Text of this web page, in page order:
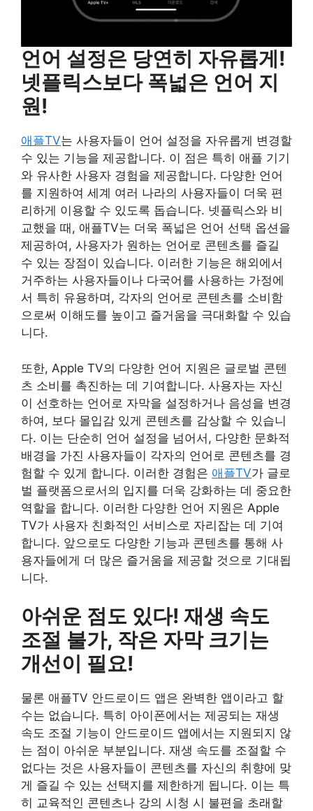
언어 설정은 당연히 자유롭게!
넷플릭스보다 폭넓은 언어 지
원!
애플TV는 사용자들이 언어 설정을 자유롭게 변경할
수 있는 기능을 제공합니다. 이 점은 특히 애플 기기
와 유사한 사용자 경험을 제공합니다. 다양한 언어
를 지원하여 세계 여러 나라의 사용자들이 더욱 편
리하게 이용할 수 있도록 돕습니다. 넷플릭스와 비
교했을 때, 애플TV는 더욱 폭넓은 언어 선택 옵션을
제공하여, 사용자가 원하는 언어로 콘텐츠를 즐길
수 있는 장점이 있습니다. 이러한 기능은 해외에서
거주하는 사용자들이나 다국어를 사용하는 가정에
서 특히 유용하며, 각자의 언어로 콘텐츠를 소비함
으로써 이해도를 높이고 즐거움을 극대화할 수 있습
니다.
또한, Apple TV의 다양한 언어 지원은 글로벌 콘텐
츠 소비를 촉진하는 데 기여합니다. 사용자는 자신
이 선호하는 언어로 자막을 설정하거나 음성을 변경
하여, 보다 몰입감 있게 콘텐츠를 감상할 수 있습니
다. 이는 단순히 언어 설정을 넘어서, 다양한 문화적
배경을 가진 사용자들이 각자의 언어로 콘텐츠를 경
험할 수 있게 합니다. 이러한 경험은 애플TV가 글로
벌 플랫폼으로서의 입지를 더욱 강화하는 데 중요한
역할을 합니다. 이러한 다양한 언어 지원은 Apple
TV가 사용자 친화적인 서비스로 자리잡는 데 기여
합니다. 앞으로도 다양한 기능과 콘텐츠를 통해 사
용자들에게 더 많은 즐거움을 제공할 것으로 기대됩
니다.
아쉬운 점도 있다! 재생 속도
조절 불가, 작은 자막 크기는
개선이 필요!
물론 애플TV 안드로이드 앱은 완벽한 앱이라고 할
수는 없습니다. 특히 아이폰에서는 제공되는 재생
속도 조절 기능이 안드로이드 앱에서는 지원되지 않
는 점이 아쉬운 부분입니다. 재생 속도를 조절할 수
없다는 것은 사용자들이 콘텐츠를 자신의 취향에 맞
게 즐길 수 있는 선택지를 제한하게 됩니다. 이는 특
히 교육적인 콘텐츠나 강의 시청 시 불편을 초래할